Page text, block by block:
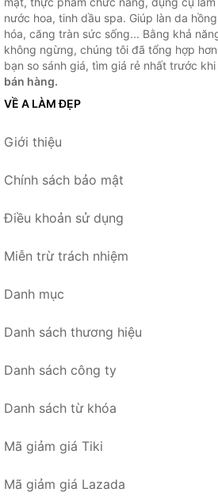
nước hoa, tinh dầu spa. Giúp làn da
hóa, căng tràn sức sống... Bằng khả
không ngừng, chúng tôi đã tổng hợp
bạn so sánh giá, tìm giá rẻ nhất trước khi
bán hàng.
VỀ A LÀM ĐẸP
Giới thiệu
Chính sách bảo mật
Điều khoản sử dụng
Miễn trừ trách nhiệm
Danh mục
Danh sách thương hiệu
Danh sách công ty
Danh sách từ khóa
Mã giảm giá Tiki
Mã giảm giá Lazada